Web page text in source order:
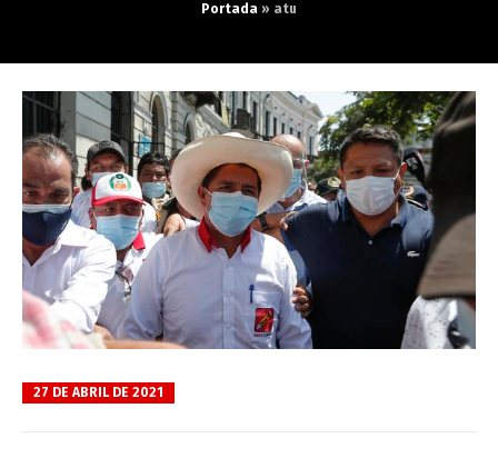
Portada » atu
27 DE ABRIL DE 2021